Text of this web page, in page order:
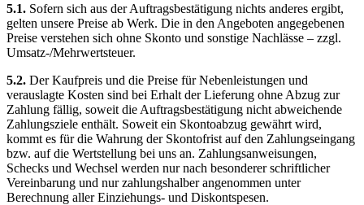
5.1. Sofern sich aus der Auftragsbestätigung nichts anderes ergibt,
gelten unsere Preise ab Werk. Die in den Angeboten angegebenen
Preise verstehen sich ohne Skonto und sonstige Nachlässe – zzgl.
Umsatz-/Mehrwertsteuer.
5.2. Der Kaufpreis und die Preise für Nebenleistungen und
verauslagte Kosten sind bei Erhalt der Lieferung ohne Abzug zur
Zahlung fällig, soweit die Auftragsbestätigung nicht abweichende
Zahlungsziele enthält. Soweit ein Skontoabzug gewährt wird,
kommt es für die Wahrung der Skontofrist auf den Zahlungseingang
bzw. auf die Wertstellung bei uns an. Zahlungsanweisungen,
Schecks und Wechsel werden nur nach besonderer schriftlicher
Vereinbarung und nur zahlungshalber angenommen unter
Berechnung aller Einziehungs- und Diskontspesen.